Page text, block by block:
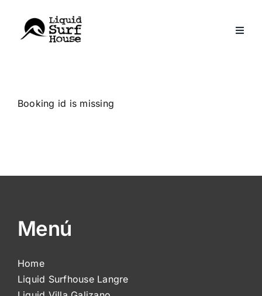
content
Booking id is missing
Menú
Home
Liquid Surfhouse Langre